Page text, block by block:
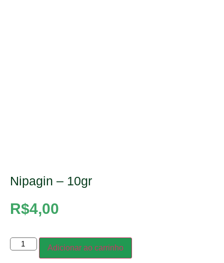
Nipagin – 10gr
R$4,00
Adicionar ao carrinho